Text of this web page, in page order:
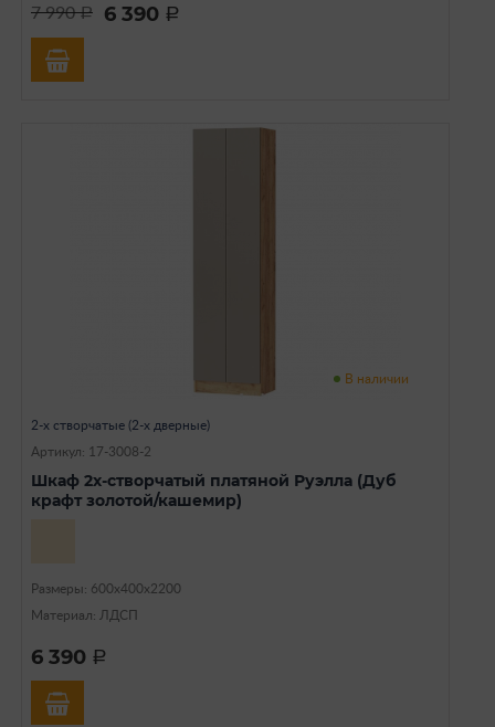
7 990a 6 390 a
В наличии
2-х створчатые (2-х дверные)
Артикул: 17-3008-2
Шкаф 2х-створчатый платяной Руэлла (Дуб
крафт золотой/кашемир)
Размеры: 600х400х2200
Материал: ЛДСП
6 390 a